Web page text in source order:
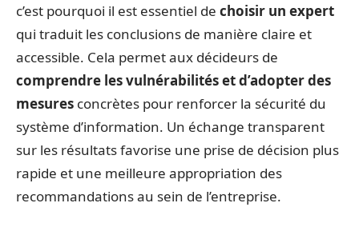
c’est pourquoi il est essentiel de choisir un expert
qui traduit les conclusions de manière claire et
accessible. Cela permet aux décideurs de
comprendre les vulnérabilités et d’adopter des
mesures concrètes pour renforcer la sécurité du
système d’information. Un échange transparent
sur les résultats favorise une prise de décision plus
rapide et une meilleure appropriation des
recommandations au sein de l’entreprise.